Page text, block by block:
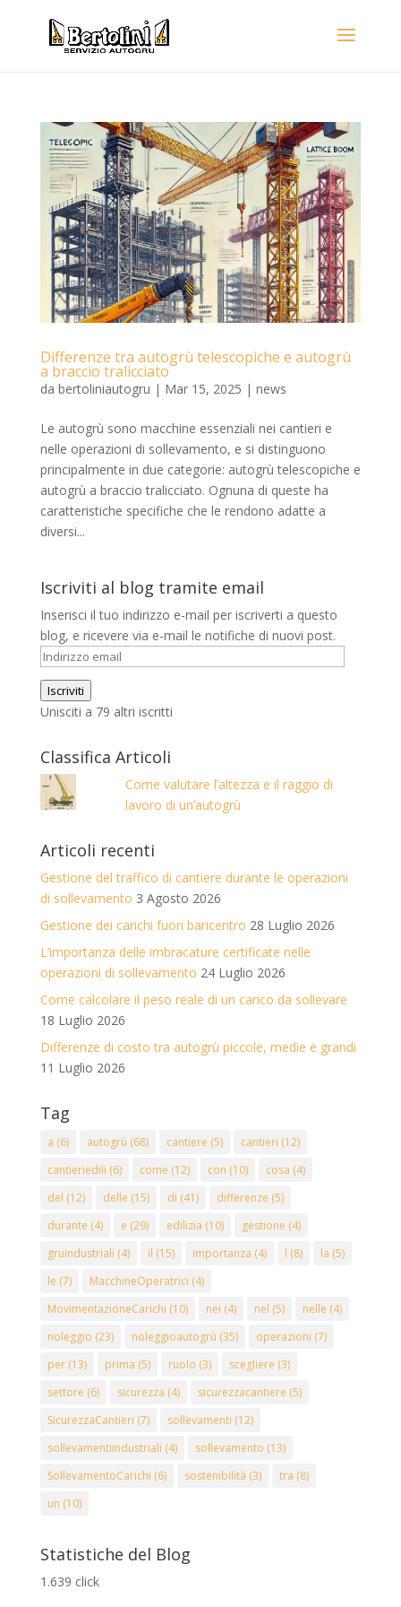
Differenze tra autogrù telescopiche e autogrù
a braccio tralicciato
da bertoliniautogru | Mar 15, 2025 | news
Le autogrù sono macchine essenziali nei cantieri e
nelle operazioni di sollevamento, e si distinguono
principalmente in due categorie: autogrù telescopiche e
autogrù a braccio tralicciato. Ognuna di queste ha
caratteristiche specifiche che le rendono adatte a
diversi...
Iscriviti al blog tramite email
Inserisci il tuo indirizzo e-mail per iscriverti a questo
blog, e ricevere via e-mail le notifiche di nuovi post.
Indirizzo
email
Iscriviti
Unisciti a 79 altri iscritti
Classifica Articoli
Come valutare l’altezza e il raggio di
lavoro di un’autogrù
Articoli recenti
Gestione del traffico di cantiere durante le operazioni
di sollevamento 3 Agosto 2026
Gestione dei carichi fuori baricentro 28 Luglio 2026
L’importanza delle imbracature certificate nelle
operazioni di sollevamento 24 Luglio 2026
Come calcolare il peso reale di un carico da sollevare
18 Luglio 2026
Differenze di costo tra autogrù piccole, medie e grandi
11 Luglio 2026
Tag
a (6) autogrù (68) cantiere (5) cantieri (12)
cantieriedili (6) come (12) con (10) cosa (4)
del (12) delle (15) di (41) differenze (5)
durante (4) e (29) edilizia (10) gestione (4)
gruindustriali (4) il (15) importanza (4) l (8) la (5)
le (7) MacchineOperatrici (4)
MovimentazioneCarichi (10) nei (4) nel (5) nelle (4)
noleggio (23) noleggioautogrù (35) operazioni (7)
per(13) prima (5) ruolo (3) scegliere (3)
settore (6) sicurezza (4) sicurezzacantiere (5)
SicurezzaCantieri (7) sollevamenti (12)
sollevamentiindustriali (4) sollevamento (13)
SollevamentoCarichi (6) sostenibilità (3) tra (8)
un (10)
Statistiche del Blog
1.639 click